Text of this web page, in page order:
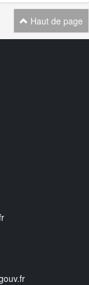
Haut de page